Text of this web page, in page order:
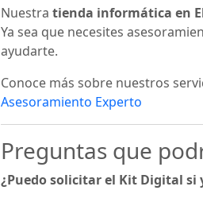
Nuestra tienda informática en
Ya sea que necesites
ayudarte.
Conoce más sobre nuestros
Asesoramiento Experto
Preguntas que
¿Puedo solicitar el Kit Digital si